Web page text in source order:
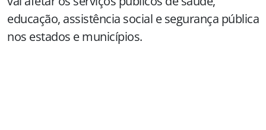
educação, assistência social e segurança pública
nos estados e municípios.